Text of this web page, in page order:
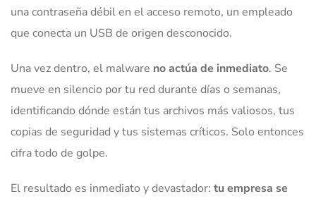
una contraseña débil en el acceso remoto, un empleado
que conecta un USB de origen desconocido.
Una vez dentro, el malware no actúa de inmediato. Se
mueve en silencio por tu red durante días o semanas,
identificando dónde están tus archivos más valiosos, tus
copias de seguridad y tus sistemas críticos. Solo entonces
cifra todo de golpe.
El resultado es inmediato y devastador: tu empresa se